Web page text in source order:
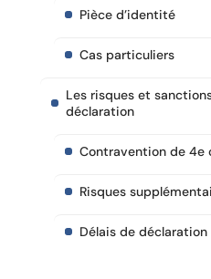
Pièce d’identité
Cas particuliers
Les risques et
déclaration
Contravention de 4e
Risques
Délais de déclaration